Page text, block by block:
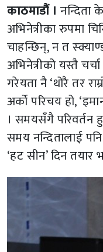
काठमाडौं । नन्दिता
अभिनेत्रीका रुपमा
चाहन्छिन्, न त
अभिनेत्रीको यस्तै
गरेयता नै ‘थोरै तर
अर्को परिचय हो,
। समयसँगै परिवर्तन
समय नन्दितालाई
‘हट सीन’ दिन तयार